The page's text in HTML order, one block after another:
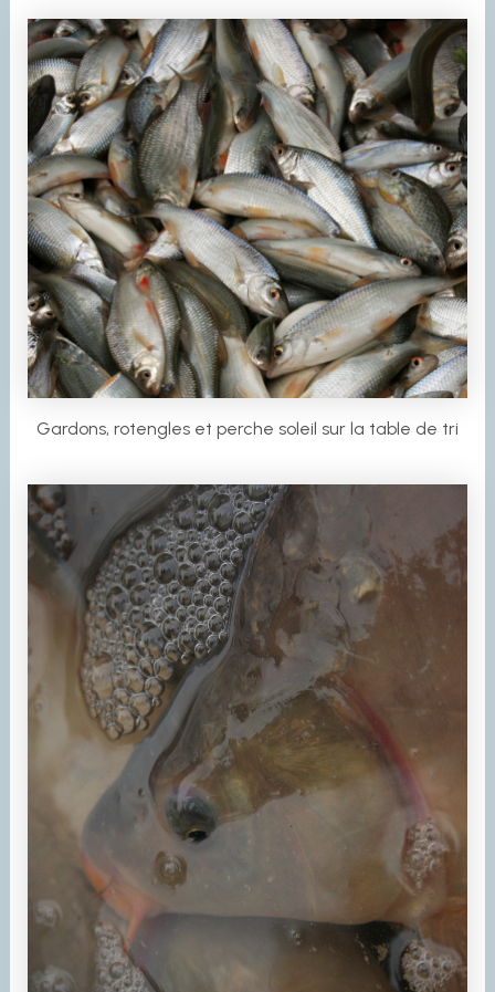
Gardons, rotengles et perche soleil sur la table de tri